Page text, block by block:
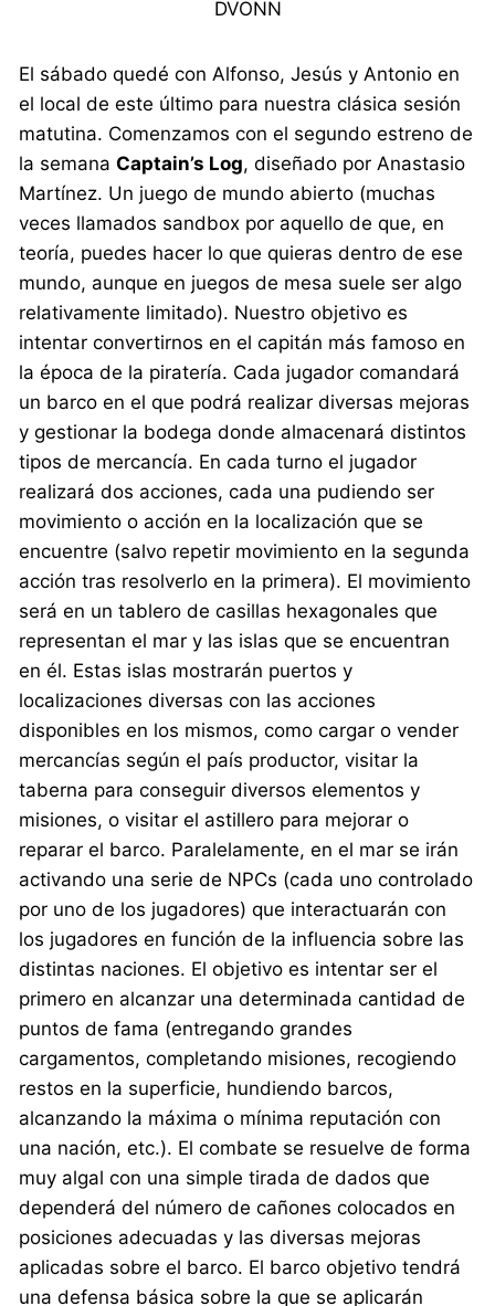
DVONN
El sábado quedé con Alfonso, Jesús y Antonio en
el local de este último para nuestra clásica sesión
matutina. Comenzamos con el segundo estreno de
la semanaCaptain’s Log, diseñado por Anastasio
Martínez. Un juego de mundo abierto (muchas
veces llamados sandbox por aquello de que, en
teoría, puedes hacer lo que quieras dentro de ese
mundo, aunque en juegos de mesa suele ser algo
relativamente limitado). Nuestro objetivo es
intentar convertirnos en el capitán más famoso en
la época de la piratería. Cada jugador comandará
un barco en el que podrá realizar diversas mejoras
y gestionar la bodega donde almacenará distintos
tipos de mercancía. En cada turno el jugador
realizará dos acciones, cada una pudiendo ser
movimiento o acción en la localización que se
encuentre (salvo repetir movimiento en la segunda
acción tras resolverlo en la primera). El movimiento
será en un tablero de casillas hexagonales que
representan el mar y las islas que se encuentran
en él. Estas islas mostrarán puertos y
localizaciones diversas con las acciones
disponibles en los mismos, como cargar o vender
mercancías según el país productor, visitar la
taberna para conseguir diversos elementos y
misiones, o visitar el astillero para mejorar o
reparar el barco. Paralelamente, en el mar se irán
activando una serie de NPCs (cada uno controlado
por uno de los jugadores) que interactuarán con
los jugadores en función de la influencia sobre las
distintas naciones. El objetivo es intentar ser el
primero en alcanzar una determinada cantidad de
puntos de fama (entregando grandes
cargamentos, completando misiones, recogiendo
restos en la superficie, hundiendo barcos,
alcanzando la máxima o mínima reputación con
una nación, etc.). El combate se resuelve de forma
muy algal con una simple tirada de dados que
dependerá del número de cañones colocados en
posiciones adecuadas y las diversas mejoras
aplicadas sobre el barco. El barco objetivo tendrá
una defensa básica sobre la que se aplicarán